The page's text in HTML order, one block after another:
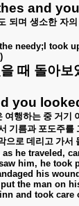
and
되며 생소한 자의
needy;I took
때 돌아보
you
여행하는 중 거기
기름과 포도주를
으로 데리고 가서
he traveled,
him, he took
his
the man on
and took care